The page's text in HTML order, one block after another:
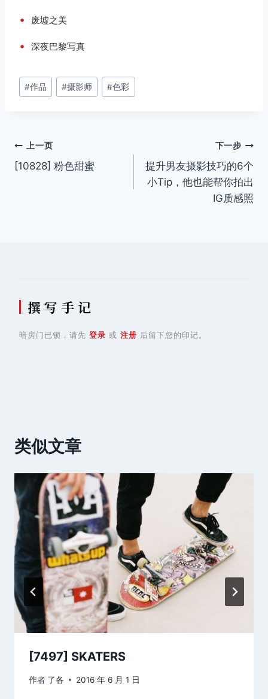
• 废墟之美
• 深夜巴黎写真
文
章
#作品 #摄影师 #色彩
文
章
上一页
[10828] 粉色甜蜜
下一步
提升男友摄影技巧的6个
小Tip，他也能帮你拍出
IG质感照
撰 写 手 记
暗房门已锁，请先 登录 或 注册 后留下您的印记。
类似文章
[7497] SKATERS
作者 了各 2016 年 6 月 1 日